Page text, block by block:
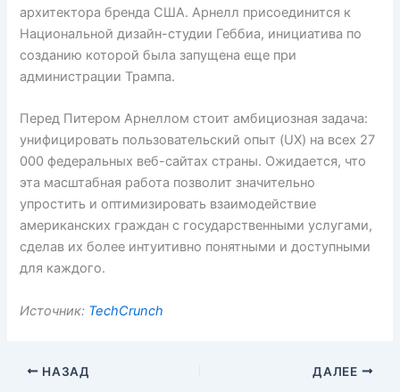
архитектора бренда США. Арнелл присоединится к
Национальной дизайн-студии Геббиа, инициатива по
созданию которой была запущена еще при
администрации Трампа.
Перед Питером Арнеллом стоит амбициозная задача:
унифицировать пользовательский опыт (UX) на всех 27
000 федеральных веб-сайтах страны. Ожидается, что
эта масштабная работа позволит значительно
упростить и оптимизировать взаимодействие
американских граждан с государственными услугами,
сделав их более интуитивно понятными и доступными
для каждого.
Источник: TechCrunch
НАЗАД ДАЛЕЕ